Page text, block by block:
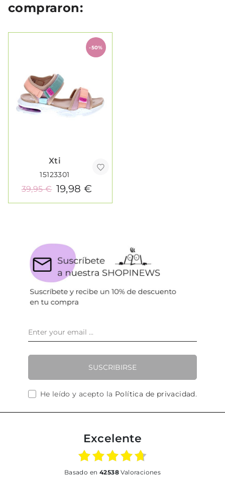
compraron:
-50%
Xti
15123301
19,98 €
39,95 €
SUSCRIBIRSE
He leído y acepto la Política de privacidad.
Excelente
basado en 42538Valoraciones